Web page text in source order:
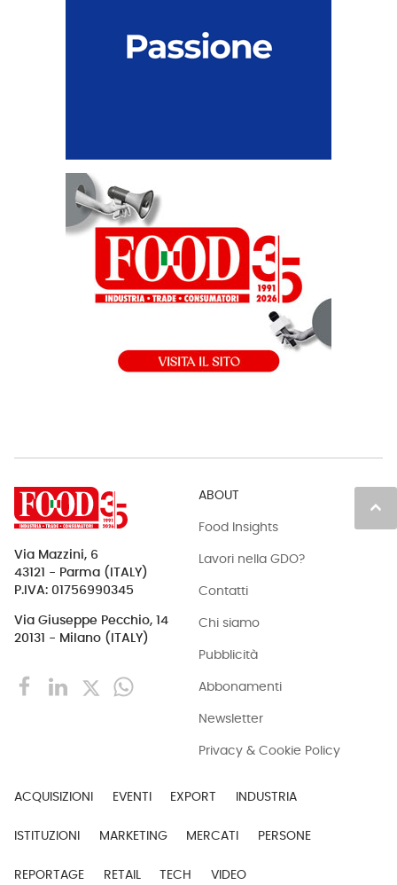
keyboard_arrow_up
Via Mazzini, 6
43121 - Parma (ITALY)
P.IVA: 01756990345
Via Giuseppe Pecchio, 14
20131 - Milano (ITALY)
ABOUT
Food Insights
Lavori nella GDO?
Contatti
Chi siamo
Pubblicità
Abbonamenti
Newsletter
Privacy & Cookie Policy
ACQUISIZIONI EVENTI EXPORT INDUSTRIA
ISTITUZIONI MARKETING MERCATI PERSONE
REPORTAGE RETAIL TECH VIDEO